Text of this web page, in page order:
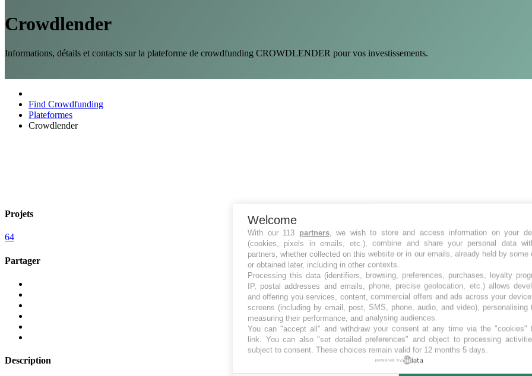
Crowdlender
Informations, détails et contacts sur la plateforme de crowdfunding CROWDLENDER pour vos investissements.
Find Crowdfunding
Plateformes
Crowdlender
Projets
64
Partager
Description
Welcome
With our 113 partners, we wish to store and access information on your
(cookies, pixels in emails, etc.), combine and share your personal data
partners, whether collected on this website or in our emails, already held by some
or obtained later, including in other contexts.
Processing this data (identifiers, browsing, preferences, purchases, loyalty
IP, postal addresses and emails, phone, precise geolocation, etc.) allows
and offering you services, content, commercial offers and ads across your
screens (including by email, post, SMS, phone, audio, and video), personalising
measuring their performance, and analysing audiences.
You can "accept all" and withdraw your consent at any time via the "cookies"
link. You can also "set detailed preferences" and object to processing
subject to consent. These choices remain valid for 12 months 5 days.
powered by